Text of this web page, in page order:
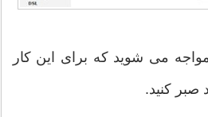
می شوید که برای این کار
صبر کنید.